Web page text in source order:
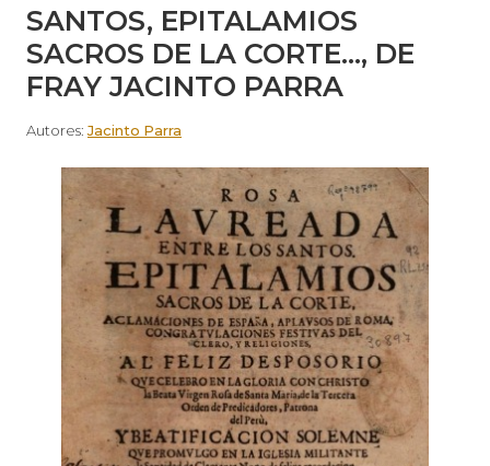
SANTOS, EPITALAMIOS
SACROS DE LA CORTE…, DE
FRAY JACINTO PARRA
Autores:Jacinto Parra